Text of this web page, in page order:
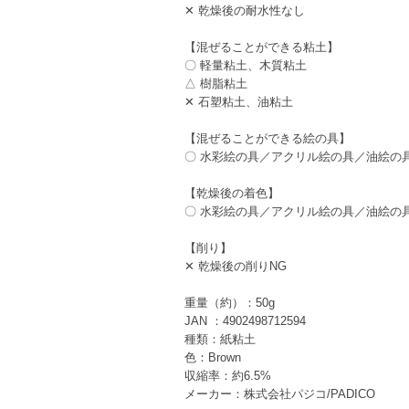
✕ 乾燥後の耐水性なし
【混ぜることができる粘土】
〇 軽量粘土、木質粘土
△ 樹脂粘土
✕ 石塑粘土、油粘土
【混ぜることができる絵の具】
〇 水彩絵の具／アクリル絵の具／油絵の
【乾燥後の着色】
〇 水彩絵の具／アクリル絵の具／油絵の
【削り】
✕ 乾燥後の削りNG
重量（約）：50g
JAN ：4902498712594
種類：紙粘土
色：Brown
収縮率：約6.5%
メーカー：株式会社パジコ/PADICO